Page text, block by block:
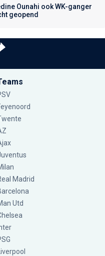
Ounahi ook WK-ganger
geopend
Madrid
Utd
Liverpool